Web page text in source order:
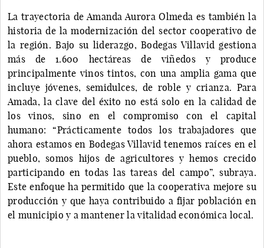
La trayectoria de Amanda Aurora Olmeda es también la
historia de la modernización del sector cooperativo de
la región. Bajo su liderazgo, Bodegas Villavid gestiona
más de 1.600 hectáreas de viñedos y produce
principalmente vinos tintos, con una amplia gama que
incluye jóvenes, semidulces, de roble y crianza. Para
Amada, la clave del éxito no está solo en la calidad de
los vinos, sino en el compromiso con el capital
humano: “Prácticamente todos los trabajadores que
ahora estamos en Bodegas Villavid tenemos raíces en el
pueblo, somos hijos de agricultores y hemos crecido
participando en todas las tareas del campo”, subraya.
Este enfoque ha permitido que la cooperativa mejore su
producción y que haya contribuido a fijar población en
el municipio y a mantener la vitalidad económica local.